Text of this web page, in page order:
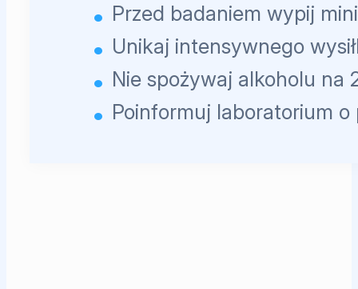
Przed badaniem wypij
Unikaj intensywnego
Nie spożywaj alkoholu na
Poinformuj laboratorium